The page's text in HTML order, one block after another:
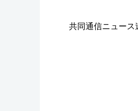
共同通信ニュース